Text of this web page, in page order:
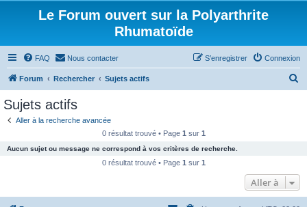
Le Forum ouvert sur la Polyarthrite
Rhumatoïde
FAQ Nous contacter Connexion
S’enregistrer
Forum Rechercher Sujets actifs
c
Sujets actifs
Aller à la recherche avancée
0 résultat trouvé • Page 1 sur 1
Aucun sujet ou message ne correspond à vos critères de recherche.
0 résultat trouvé • Page 1 sur 1
Aller à